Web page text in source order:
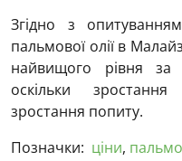
Згідно з
пальмової олії в
найвищого рівня за
оскільки
зростання попиту.
Позначки: ціни,